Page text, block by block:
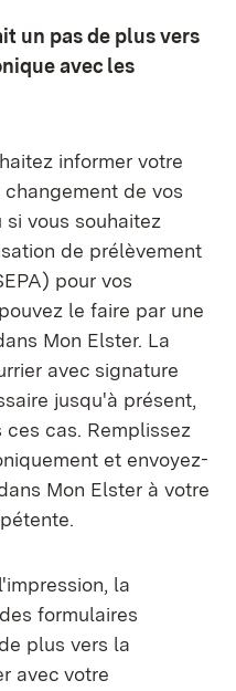
un pas de plus vers
avec les
informer votre
de vos
vous souhaitez
de prélèvement
pour vos
le faire par une
Mon Elster. La
avec signature
jusqu'à présent,
cas. Remplissez
et envoyez-
Mon Elster à votre
la
formulaires
plus vers la
avec votre